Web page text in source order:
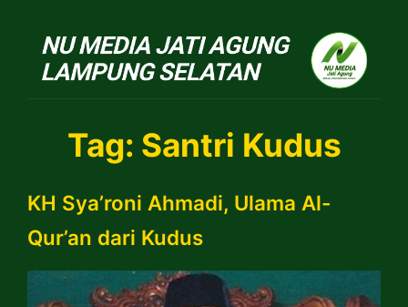
NU
Tag: Santri Kudus
KH Sya’roni Ahmadi, Ulama Al-
Qur’an dari Kudus